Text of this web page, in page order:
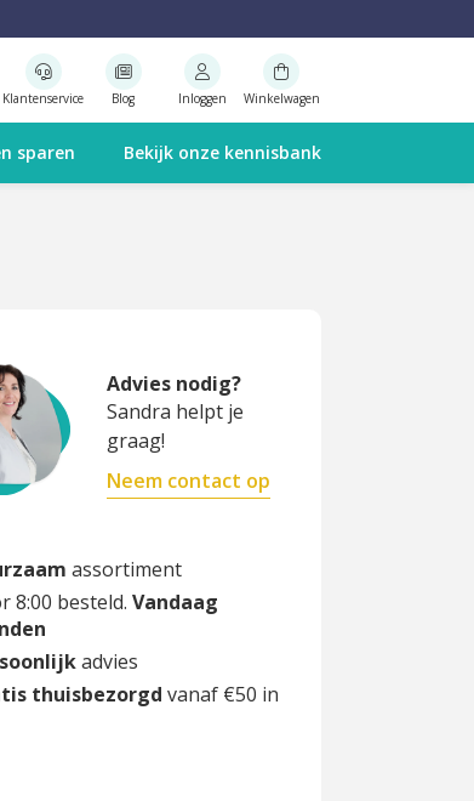
Klantenservice Blog Inloggen Winkelwagen
sparen Bekijk onze kennisbank
Advies nodig?
Sandra helpt je
graag!
Neem contact op
assortiment
8:00 besteld. Vandaag
advies
thuisbezorgd vanaf €50 in